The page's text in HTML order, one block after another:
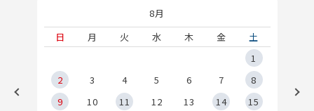
8月
日
月 火 水 木 金
土
1
2
3 4 5 6 7
8
9
10 11 12 13 14
15